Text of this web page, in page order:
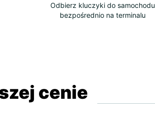
Odbierz kluczyki do samochodu
bezpośrednio na terminalu
cenie